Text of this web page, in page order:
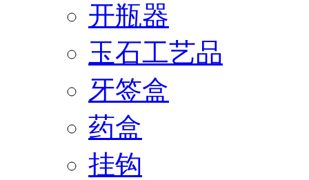
开瓶器
玉石工艺品
牙签盒
药盒
挂钩